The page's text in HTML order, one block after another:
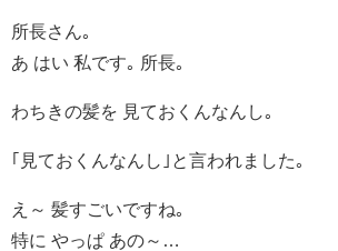
所長さん｡
あ はい 私です｡ 所長｡
わちきの髪を 見ておくんなんし｡
｢見ておくんなんし｣と言われました｡
え～ 髪すごいですね｡
特に やっぱ あの～…